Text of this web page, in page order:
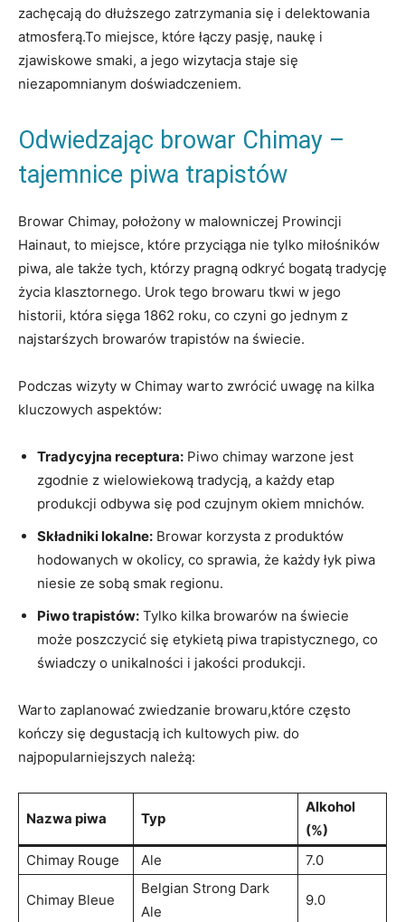
‍zachęcają do dłuższego‌ zatrzymania się i delektowania
atmosferą.To miejsce, które łączy pasję, ⁢naukę i⁤
zjawiskowe‌ smaki, a ⁤jego wizytacja staje się
⁢niezapomnianym doświadczeniem.
Odwiedzając ‍browar Chimay⁢ –
tajemnice​ piwa trapistów
Browar Chimay, położony w malowniczej Prowincji ​
Hainaut, to miejsce, ‍które przyciąga nie tylko ⁣miłośników
piwa, ale ⁣także tych, którzy ⁣pragną odkryć bogatą ⁤tradycję
życia klasztornego. Urok tego browaru tkwi w jego
historii, ⁣która sięga⁢ 1862 ⁣roku, co‌ czyni go ⁢jednym z‍
najstarśzych browarów ‍trapistów⁣ na świecie.
Podczas wizyty ‍w Chimay warto ‌zwrócić‌ uwagę ⁣na kilka⁤
kluczowych aspektów:
Tradycyjna⁢ receptura: Piwo⁤ chimay warzone jest
zgodnie z wielowiekową tradycją, a​ każdy⁣ etap⁣
produkcji odbywa się pod czujnym ⁤okiem ⁣mnichów.
Składniki lokalne: Browar korzysta z produktów
hodowanych‌ w okolicy, co sprawia, że każdy ⁢łyk piwa⁤
niesie ze sobą smak regionu.
Piwo‍ trapistów: Tylko‌ kilka browarów na świecie
może poszczycić się etykietą piwa‌ trapistycznego, ​co
świadczy⁣ o unikalności‍ i‌ jakości produkcji.
Warto zaplanować zwiedzanie browaru,które często
kończy się degustacją ich kultowych piw. do
najpopularniejszych ‍należą:
Nazwa⁣ piwa Typ
Alkohol
(%)
Chimay ⁢Rouge
Ale 7.0
Chimay Bleue
Belgian Strong Dark
Ale
9.0